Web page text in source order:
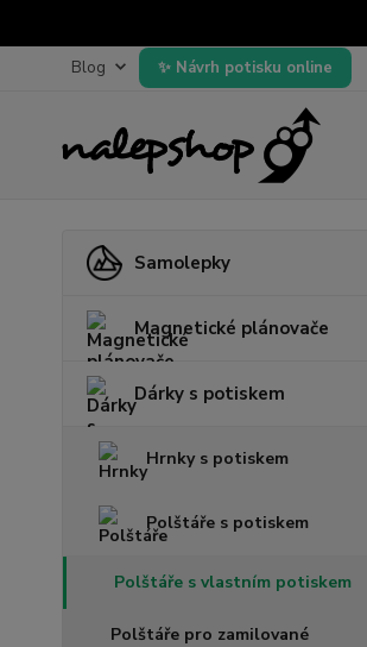
Blog Návrh potisku online
Samolepky
Magnetické plánovače
Dárky s potiskem
Hrnky s potiskem
Polštáře s potiskem
Polštáře s vlastním potiskem
Polštáře pro zamilované